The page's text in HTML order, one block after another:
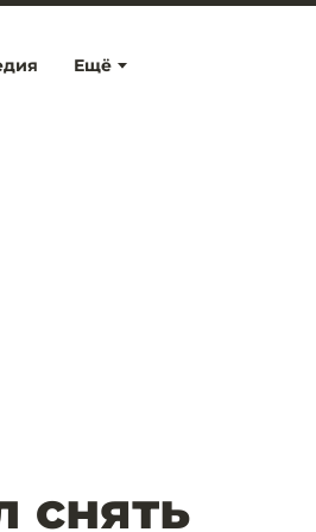
Ещё
снять